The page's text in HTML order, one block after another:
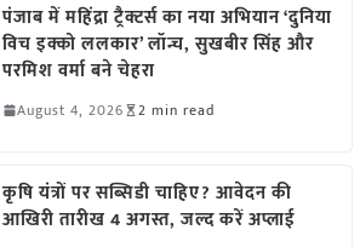
पंजाब में महिंद्रा ट्रैक्टर्स का नया अभियान ‘दुनिया
विच इक्को ललकार’ लॉन्च, सुखबीर सिंह और
परमिश वर्मा बने चेहरा
August 4, 2026 2 min read
कृषि यंत्रों पर सब्सिडी चाहिए? आवेदन की
आखिरी तारीख 4 अगस्त, जल्द करें अप्लाई